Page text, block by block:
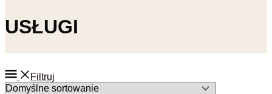
USŁUGI
Filtruj